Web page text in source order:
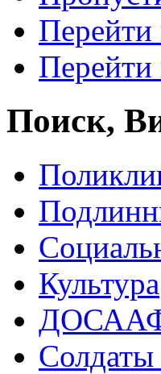
Перейти
Поиск,
Культура
Солдаты